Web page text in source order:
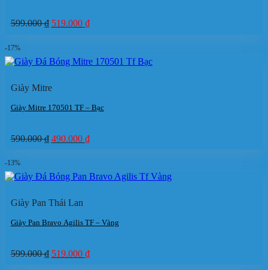
599.000₫ Giá
519.000 ₫Giá
519.000 ₫.
-17%
Giày Mitre
Giày Mitre 170501 TF – Bạc
590.000₫ Giá
590.000 ₫.
490.000 ₫Giá
490.000 ₫.
-13%
Giày Pan Thái Lan
Giày Pan Bravo Agilis TF – Vàng
599.000₫ Giá
519.000 ₫Giá